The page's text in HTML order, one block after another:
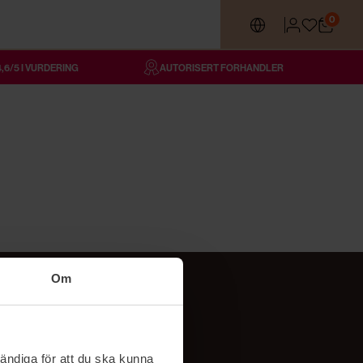
Om
för att du ska kunna
0
5 I VURDERING AUTORISERT FORHANDLER
Følg oss